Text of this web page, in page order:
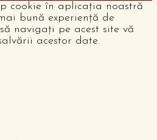
cookie în aplicația noastră
bună experiență de
navigați pe acest site vă
acestor date.